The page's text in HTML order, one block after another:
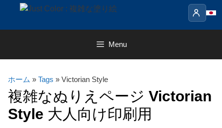
content
Menu
ホーム » Tags » Victorian Style
複雑なぬりえページ Victorian
Style 大人向け印刷用